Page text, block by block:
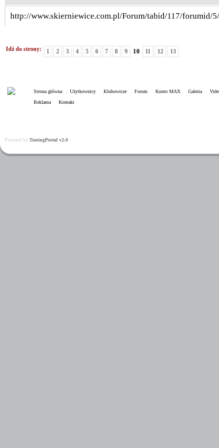
http://www.skierniewice.com.pl/Forum/tabid/117/forumid/
Idź do strony: 1 2 3 4 5 6 7 8 9 10 11 12 13
Strona główna Użytkownicy Klubowicze Forum Konto MAX Galeria
Reklama
Kontakt
Powered by TuningPortal v2.0